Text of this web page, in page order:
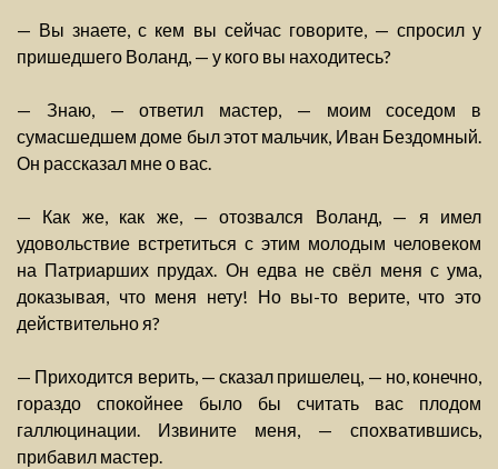
— Вы знаете, с кем вы сейчас говорите, — спросил у
пришедшего Воланд, — у кого вы находитесь?
— Знаю, — ответил мастер, — моим соседом в
сумасшедшем доме был этот мальчик, Иван Бездомный.
Он рассказал мне о вас.
— Как же, как же, — отозвался Воланд, — я имел
удовольствие встретиться с этим молодым человеком
на Патриарших прудах. Он едва не свёл меня с ума,
доказывая, что меня нету! Но вы-то верите, что это
действительно я?
— Приходится верить, — сказал пришелец, — но, конечно,
гораздо спокойнее было бы считать вас плодом
галлюцинации. Извините меня, — спохватившись,
прибавил мастер.